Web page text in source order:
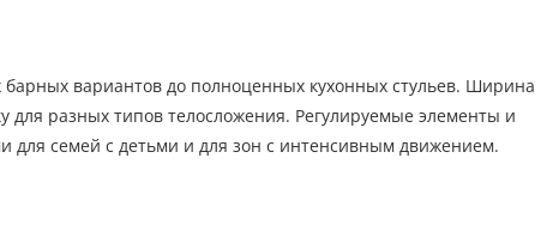
вариантов до полноценных кухонных стульев. Ширина
для разных типов телосложения. Регулируемые элементы и
для семей с детьми и для зон с интенсивным движением.